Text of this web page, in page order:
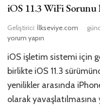
iOS 11.3 WiFi Sorunu
Geliştirici: İlkseviye.com
yorum yapın
iOS işletim sistemi için
birlikte iOS 11.3
yenilikler arasında
olarak